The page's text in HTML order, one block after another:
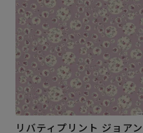
リバティプリント ジョアン